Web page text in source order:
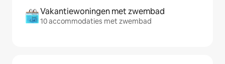
Vakantiewoningen met zwembad
10 accommodaties met zwembad